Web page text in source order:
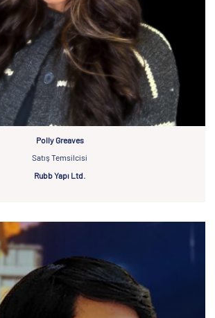
Polly Greaves
Satış Temsilcisi
Rubb Yapı Ltd.